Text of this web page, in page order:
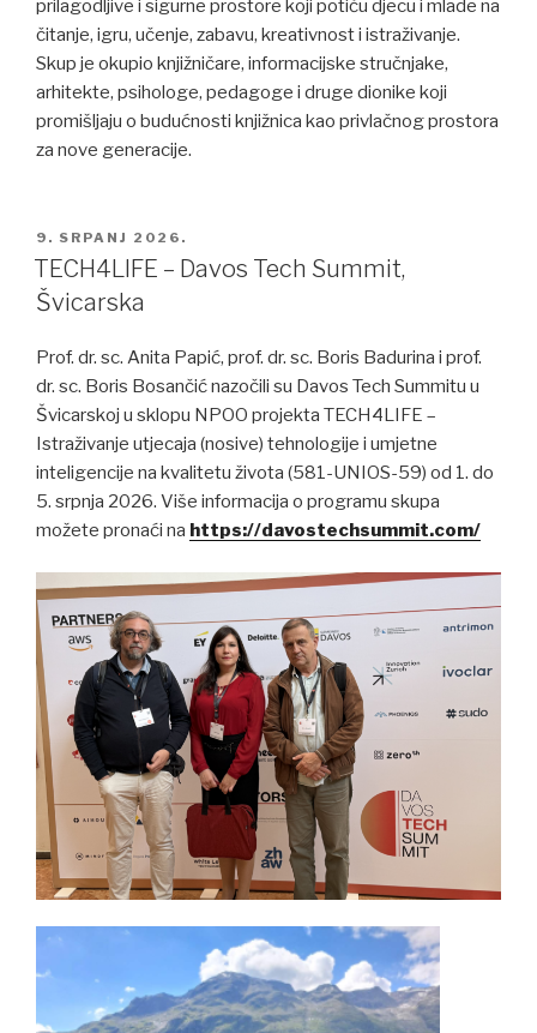
prilagodljive i sigurne prostore koji potiču djecu i mlade na
čitanje, igru, učenje, zabavu, kreativnost i istraživanje.
Skup je okupio knjižničare, informacijske stručnjake,
arhitekte, psihologe, pedagoge i druge dionike koji
promišljaju o budućnosti knjižnica kao privlačnog prostora
za nove generacije.
POSTED
ON
9. SRPANJ 2026.
TECH4LIFE – Davos Tech Summit,
Švicarska
Prof. dr. sc. Anita Papić, prof. dr. sc. Boris Badurina i prof.
dr. sc. Boris Bosančić nazočili su Davos Tech Summitu u
Švicarskoj u sklopu NPOO projekta TECH4LIFE –
Istraživanje utjecaja (nosive) tehnologije i umjetne
inteligencije na kvalitetu života (581-UNIOS-59) od 1. do
5. srpnja 2026. Više informacija o programu skupa
možete pronaći na https://davostechsummit.com/